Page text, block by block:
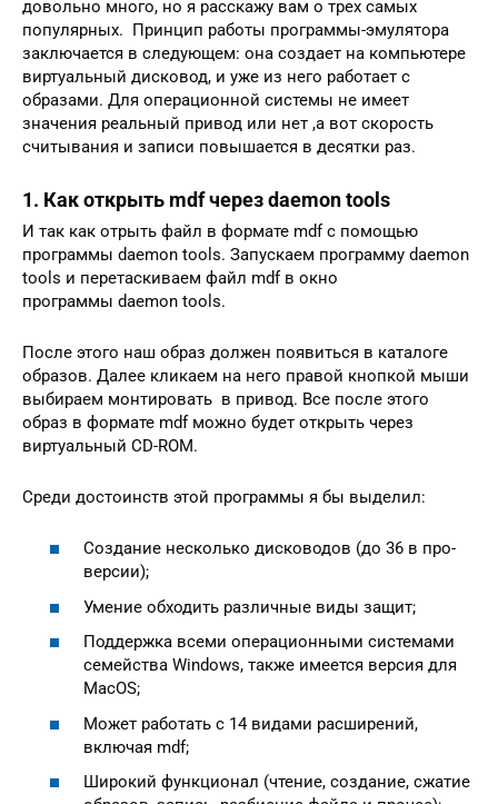
довольно много, но я расскажу вам о трех самых
популярных. Принцип работы программы-эмулятора
заключается в следующем: она создает на компьютере
виртуальный дисковод, и уже из него работает с
образами. Для операционной системы не имеет
значения реальный привод или нет ,а вот скорость
считывания и записи повышается в десятки раз.
1. Как открыть mdf через daemon tools
И так как отрыть файл в формате mdf с помощью
программы daemon tools. Запускаем программу daemon
tools и перетаскиваем файл mdf в окно
программы daemon tools.
После этого наш образ должен появиться в каталоге
образов. Далее кликаем на него правой кнопкой мыши
выбираем монтировать в привод. Все после этого
образ в формате mdf можно будет открыть через
виртуальный CD-ROM.
Среди достоинств этой программы я бы выделил:
Создание несколько дисководов (до 36 в про-
версии);
Умение обходить различные виды защит;
Поддержка всеми операционными системами
семейства Windows, также имеется версия для
MacOS;
Может работать с 14 видами расширений,
включая mdf;
Широкий функционал (чтение, создание, сжатие